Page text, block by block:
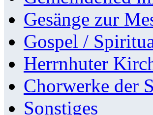
Gesänge zur
Gospel /
Herrnhuter
Chorwerke der
Sonstiges